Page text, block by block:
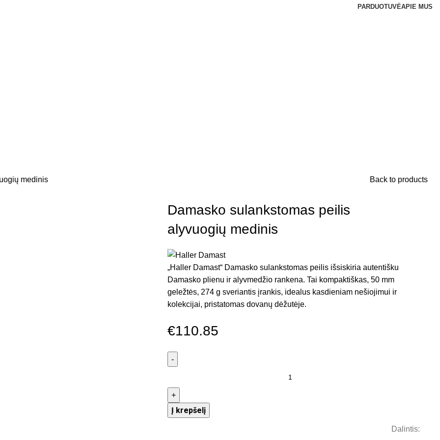
PARDUOTUVĖAPIE MUS
medinis Back to products
Damasko sulankstomas peilis
alyvuogių medinis
„Haller Damast“ Damasko sulankstomas peilis išsiskiria autentišku
Damasko plienu ir alyvmedžio rankena. Tai kompaktiškas, 50 mm
geležtės, 274 g sveriantis įrankis, idealus kasdieniam nešiojimui ir
kolekcijai, pristatomas dovanų dėžutėje.
€110.85
Į krepšelį
Dalintis: